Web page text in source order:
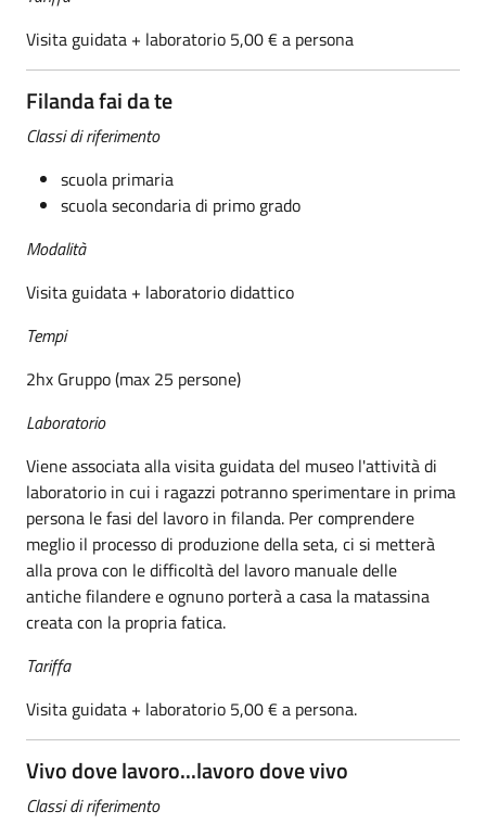
Visita guidata + laboratorio 5,00 € a persona
Filanda fai da te
Classi di riferimento
scuola primaria
scuola secondaria di primo grado
Modalità
Visita guidata + laboratorio didattico
Tempi
2hx Gruppo (max 25 persone)
Laboratorio
Viene associata alla visita guidata del museo l'attività di
laboratorio in cui i ragazzi potranno sperimentare in prima
persona le fasi del lavoro in filanda. Per comprendere
meglio il processo di produzione della seta, ci si metterà
alla prova con le difficoltà del lavoro manuale delle
antiche filandere e ognuno porterà a casa la matassina
creata con la propria fatica.
Tariffa
Visita guidata + laboratorio 5,00 € a persona.
Vivo dove lavoro...lavoro dove vivo
Classi di riferimento